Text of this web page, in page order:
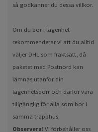
så godkänner du dessa villkor.
Om du bor i lägenhet
rekommenderar vi att du alltid
väljer DHL som fraktsätt, då
paketet med Postnord kan
lämnas utanför din
lägenhetsdörr och därför vara
tillgänglig för alla som bor i
samma trapphus.
Observera! Vi förbehåller oss